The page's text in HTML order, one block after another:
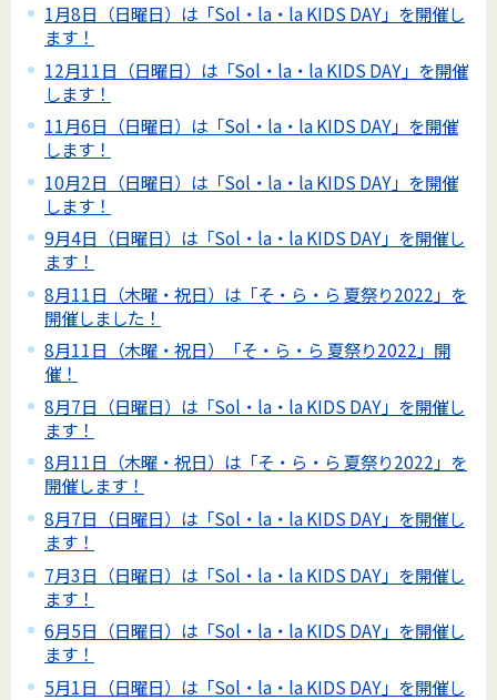
1月8日（日曜日）は「Sol・la・la KIDS DAY」を開催し
ます！
12月11日（日曜日）は「Sol・la・la KIDS DAY」を開催
します！
11月6日（日曜日）は「Sol・la・la KIDS DAY」を開催
します！
10月2日（日曜日）は「Sol・la・la KIDS DAY」を開催
します！
9月4日（日曜日）は「Sol・la・la KIDS DAY」を開催し
ます！
8月11日（木曜・祝日）は「そ・ら・ら 夏祭り2022」を
開催しました！
8月11日（木曜・祝日）「そ・ら・ら 夏祭り2022」開
催！
8月7日（日曜日）は「Sol・la・la KIDS DAY」を開催し
ます！
8月11日（木曜・祝日）は「そ・ら・ら 夏祭り2022」を
開催します！
8月7日（日曜日）は「Sol・la・la KIDS DAY」を開催し
ます！
7月3日（日曜日）は「Sol・la・la KIDS DAY」を開催し
ます！
6月5日（日曜日）は「Sol・la・la KIDS DAY」を開催し
ます！
5月1日（日曜日）は「Sol・la・la KIDS DAY」を開催し